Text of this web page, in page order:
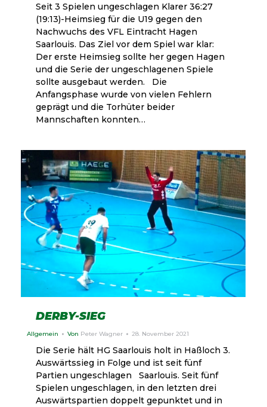
Seit 3 Spielen ungeschlagen Klarer 36:27
(19:13)-Heimsieg für die U19 gegen den
Nachwuchs des VFL Eintracht Hagen
Saarlouis. Das Ziel vor dem Spiel war klar:
Der erste Heimsieg sollte her gegen Hagen
und die Serie der ungeschlagenen Spiele
sollte ausgebaut werden. Die
Anfangsphase wurde von vielen Fehlern
geprägt und die Torhüter beider
Mannschaften konnten…
DERBY-SIEG
Allgemein Von Peter Wagner 28. November 2021
Die Serie hält HG Saarlouis holt in Haßloch 3.
Auswärtssieg in Folge und ist seit fünf
Partien ungeschlagen Saarlouis. Seit fünf
Spielen ungeschlagen, in den letzten drei
Auswärtspartien doppelt gepunktet und in